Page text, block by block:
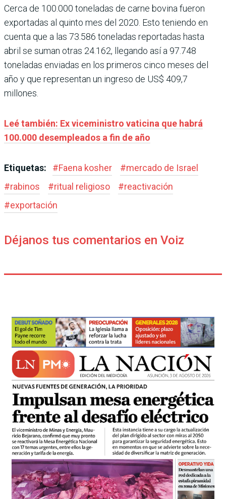
Cerca de 100.000 toneladas de carne bovina fueron
exportadas al quinto mes del 2020. Esto teniendo en
cuenta que a las 73.586 toneladas reportadas hasta
abril se suman otras 24.162, llegando así a 97.748
toneladas enviadas en los primeros cinco meses del
año y que representan un ingreso de US$ 409,7
millones.
Leé también: Ex viceministro vaticina que habrá
100.000 desempleados a fin de año
Etiquetas: #Faena kosher #mercado de Israel
#rabinos #ritual religioso #reactivación
#exportación
Déjanos tus comentarios en Voiz